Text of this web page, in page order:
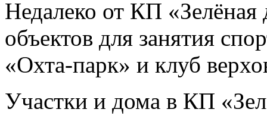
Недалеко от КП «Зелёная
объектов для занятия
«Охта-парк» и клуб
Участки и дома в КП